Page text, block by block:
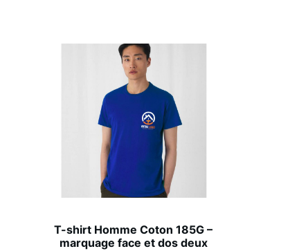
T-shirt Homme Coton 185G –
marquage face et dos deux